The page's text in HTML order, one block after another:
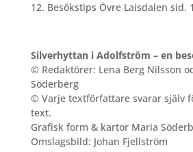
12. Besökstips Övre Laisdalen sid.
Silverhyttan i Adolfström – en
© Redaktörer: Lena Berg Nilsson
Söderberg
© Varje textförfattare svarar själv
text.
Grafisk form & kartor Maria
Omslagsbild: Johan Fjellström